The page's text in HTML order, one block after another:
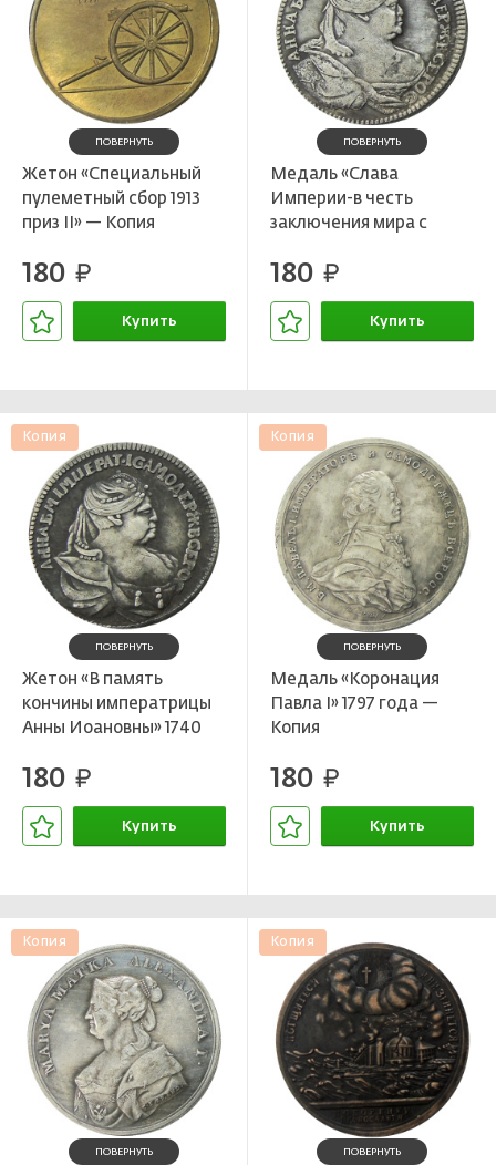
ПОВЕРНУТЬ
Жетон «Специальный
пулеметный сбор 1913
приз II» — Копия
180 руб.
Купить
ПОВЕРНУТЬ
Медаль «Слава
Империи-в честь
заключения мира с
годаКопия
180 руб.
Купить
Копия
ПОВЕРНУТЬ
Жетон «В память
кончины императрицы
Анны Иоановны» 1740
180 руб.
Купить
Копия
ПОВЕРНУТЬ
Медаль «Коронация
Павла I» 1797 года —
Копия
180 руб.
Купить
Копия
ПОВЕРНУТЬ
Копия
ПОВЕРНУТЬ